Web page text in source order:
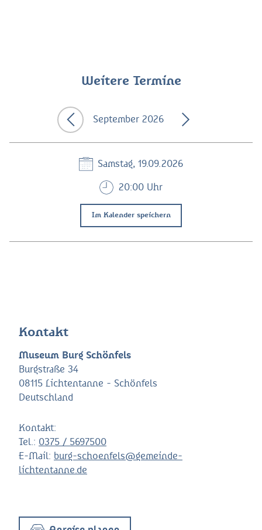
Weitere Termine
September 2026
Samstag, 19.09.2026
20:00 Uhr
Im Kalender speichern
Kontakt
Museum Burg Schönfels
Burgstraße 34
08115 Lichtentanne - Schönfels
Deutschland
Kontakt:
Tel.: 0375 / 5697500
E-Mail: burg-schoenfels@gemeinde-
lichtentanne.de